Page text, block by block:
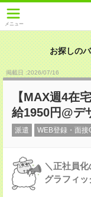
メニュー
お探しの
掲載日 :2026/07/16
【MAX週4在
給1950円@デ
派遣 WEB登録・面接
＼正社員
グラフィ